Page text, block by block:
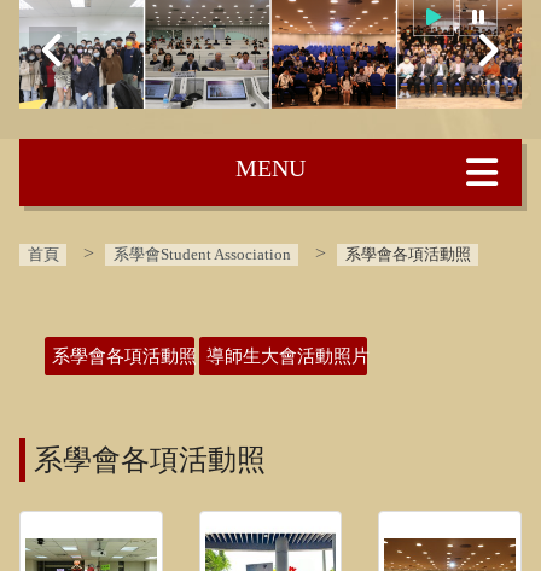
首頁 系學會Student Association 系學會各項活動照
系學會各項活動照 導師生大會活動照片
系學會各項活動照